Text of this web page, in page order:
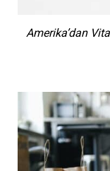
Amerika’dan